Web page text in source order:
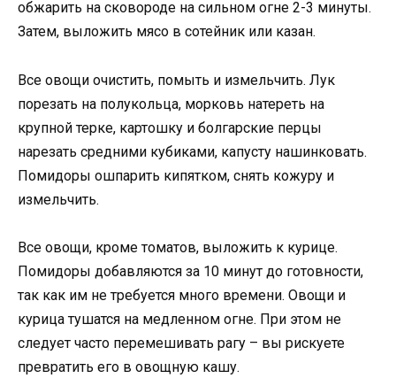
обжарить на сковороде на сильном огне 2-3 минуты.
Затем, выложить мясо в сотейник или казан.
Все овощи очистить, помыть и измельчить. Лук
порезать на полукольца, морковь натереть на
крупной терке, картошку и болгарские перцы
нарезать средними кубиками, капусту нашинковать.
Помидоры ошпарить кипятком, снять кожуру и
измельчить.
Все овощи, кроме томатов, выложить к курице.
Помидоры добавляются за 10 минут до готовности,
так как им не требуется много времени. Овощи и
курица тушатся на медленном огне. При этом не
следует часто перемешивать рагу – вы рискуете
превратить его в овощную кашу.